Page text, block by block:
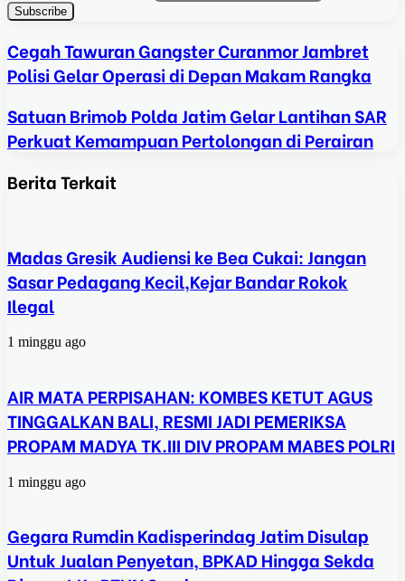
Cegah Tawuran Gangster Curanmor Jambret
Polisi Gelar Operasi di Depan Makam Rangka
Satuan Brimob Polda Jatim Gelar Lantihan SAR
Perkuat Kemampuan Pertolongan di Perairan
Berita Terkait
Madas Gresik Audiensi ke Bea Cukai: Jangan
Sasar Pedagang Kecil,Kejar Bandar Rokok
Ilegal
1 minggu ago
AIR MATA PERPISAHAN: KOMBES KETUT AGUS
TINGGALKAN BALI, RESMI JADI PEMERIKSA
PROPAM MADYA TK.III DIV PROPAM MABES POLRI
1 minggu ago
Gegara Rumdin Kadisperindag Jatim Disulap
Untuk Jualan Penyetan, BPKAD Hingga Sekda